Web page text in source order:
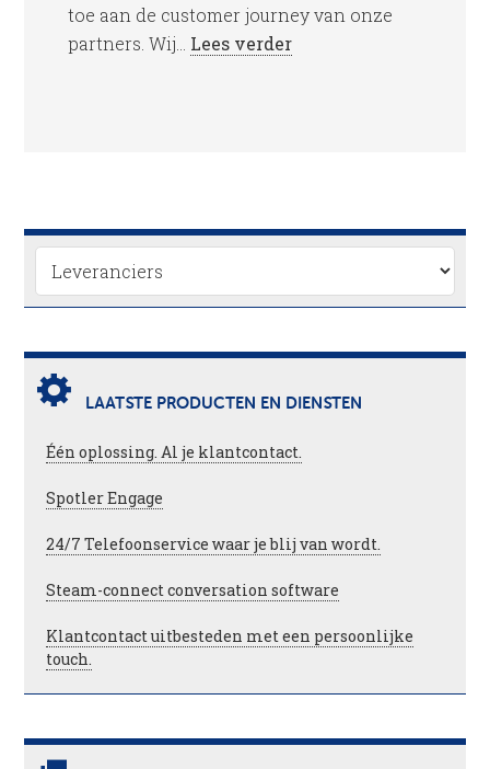
toe aan de customer journey van onze
partners. Wij... Lees verder
LAATSTE PRODUCTEN EN DIENSTEN
Één oplossing. Al je klantcontact.
Spotler Engage
24/7 Telefoonservice waar je blij van wordt.
Steam-connect conversation software
Klantcontact uitbesteden met een persoonlijke
touch.